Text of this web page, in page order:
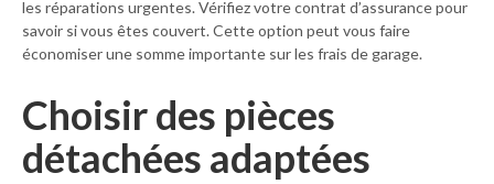
les réparations urgentes. Vérifiez votre contrat d’assurance pour
savoir si vous êtes couvert. Cette option peut vous faire
économiser une somme importante sur les frais de garage.
Choisir des pièces
détachées adaptées